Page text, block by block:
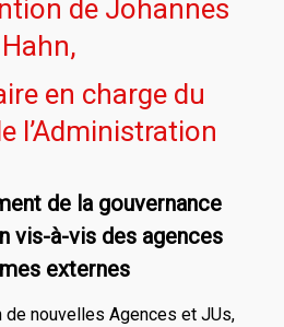
de Johannes
Hahn,
en charge du
l’Administration
de la gouvernance
vis-à-vis des agences
externes
de nouvelles Agences et JUs,